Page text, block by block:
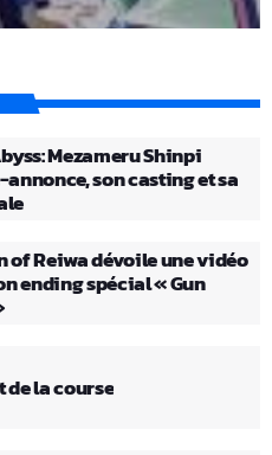
Mezameru Shinpi
son casting et sa
of Reiwa dévoile une vidéo
ending spécial « Gun
de la course